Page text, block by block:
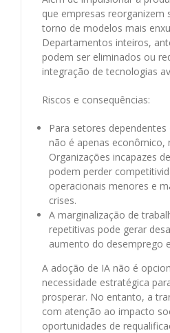
que empresas reorganizem
torno de modelos mais
Departamentos inteiros,
podem ser eliminados ou
integração de tecnologias
Riscos e consequências:
Para setores
não é apenas econômico,
Organizações incapazes
podem perder
operacionais menores e
crises.
A marginalização de
repetitivas pode gerar
aumento do desemprego
A adoção de IA não é
necessidade estratégica
prosperar. No entanto, a
com atenção ao impacto
oportunidades de